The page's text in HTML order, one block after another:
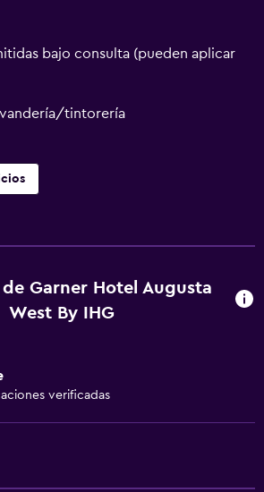
bajo consulta (pueden aplicar
tintorería
bajo consulta (pueden aplicar cargos
silla de ruedas
Garner Hotel Augusta
West By IHG
verificadas